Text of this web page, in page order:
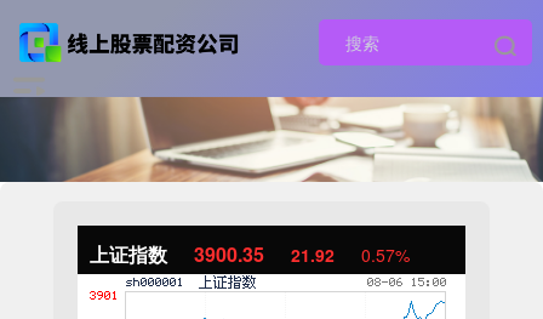
上证指数 3900.35 21.92 0.57%